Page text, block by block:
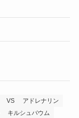
VS
アドレナリン
キルシュバウム